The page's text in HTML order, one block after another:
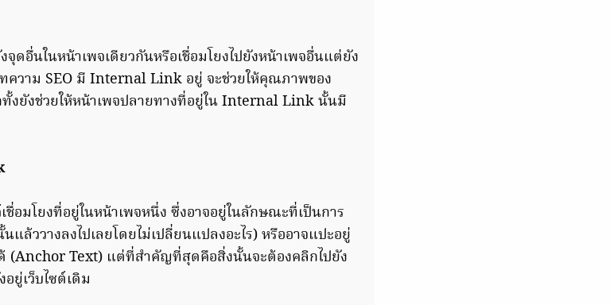
ดอื่นในหน้าเพจเดียวกันหรือเชื่อมโยงไปยังหน้าเพจอื่นแต่ยัง
ความ SEO มี Internal Link อยู่ จะช่วยให้คุณภาพของ
งยังช่วยให้หน้าเพจปลายทางที่อยู่ใน Internal Link นั้นมี
มโยงที่อยู่ในหน้าเพจหนึ่ง ซึ่งอาจอยู่ในลักษณะที่เป็นการ
แล้ววางลงไปเลยโดยไม่เปลี่ยนแปลงอะไร) หรืออาจแปะอยู่
(Anchor Text) แต่ที่สำคัญที่สุดคือสิ่งนั้นจะต้องคลิกไปยัง
ยู่เว็บไซต์เดิม